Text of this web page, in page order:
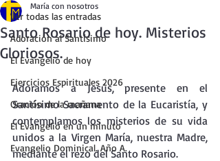
Ver todas las entradas
Adoración al Santísimo
El Evangelio de hoy
Ejercicios Espirituales 2026
Oración de la mañana
El Evangelio en un minuto
Evangelio Dominical. Año A.
Santo Rosario de hoy. Misterios
Gloriosos.
María con nosotros
Adoramos a Jesús, presente en el
Santísimo Sacramento de la Eucaristía, y
contemplamos los misterios de su vida
unidos a la Virgen María, nuestra Madre,
mediante el rezo del Santo Rosario.